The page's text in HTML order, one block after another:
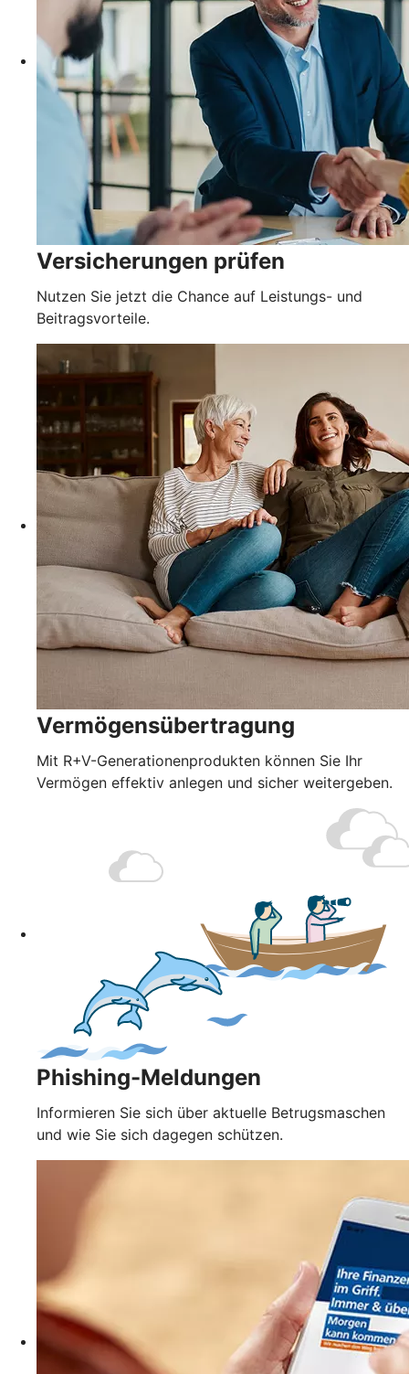
Versicherungen prüfen
Nutzen Sie jetzt die Chance auf Leistungs- und
Beitragsvorteile.
Vermögensübertragung
Mit R+V-Generationenprodukten können Sie Ihr
Vermögen effektiv anlegen und sicher weitergeben.
Phishing-Meldungen
Informieren Sie sich über aktuelle Betrugsmaschen
und wie Sie sich dagegen schützen.